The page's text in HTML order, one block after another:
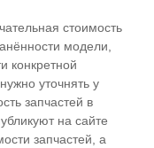
стоимость
модели,
конкретной
уточнять у
запчастей в
на сайте
запчастей, а